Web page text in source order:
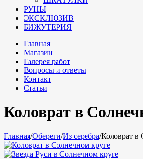
РУНЫ
ЭКСКЛЮЗИВ
БИЖУТЕРИЯ
Главная
Магазин
Галерея работ
Вопросы и ответы
Контакт
Статьи
Коловрат в
Главная/Обереги/Из серебра/Коловрат в